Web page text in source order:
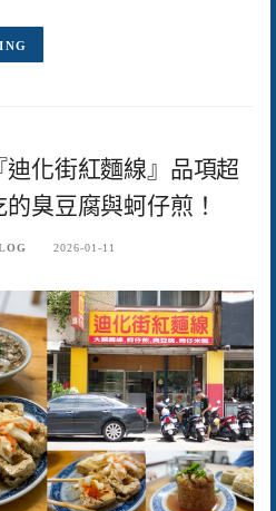
迪化街紅麵線』品項超
臭豆腐與蚵仔煎！
2026-01-11